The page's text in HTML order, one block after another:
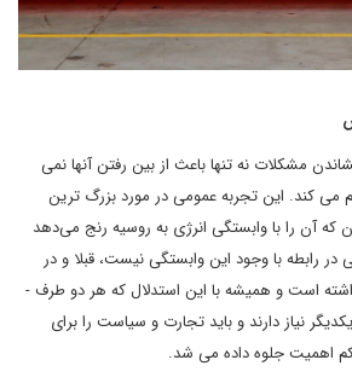
مشکلات نه تنها باعث از بین رفتن آنها نمی
می کند. این تجربه عمومی در مورد بزرگ ترین
آن را با وابستگی انرژی به روسیه رنج می‌دهد
رابطه با وجود این وابستگی نیست، قبلا و در
است و همیشه با این استدلال که هر دو طرف -
نیاز دارند و باید تجارت و سیاست را برای
اهمیت جلوه داده می شد.